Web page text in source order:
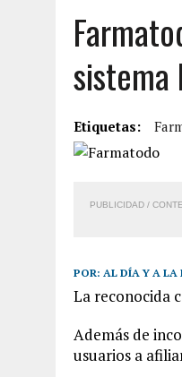
6 AGOSTO,
6 AGOSTO,
5 AGOSTO,
sistema
Etiquetas:
PUBLICIDAD /
POR: AL DÍA Y A LA
La reconocida
Además de
usuarios a